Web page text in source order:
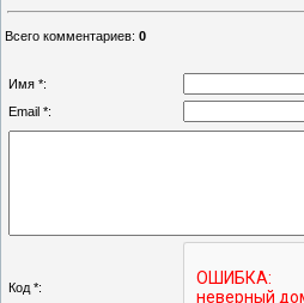
Всего комментариев: 0
Имя *:
Email *:
Код *: